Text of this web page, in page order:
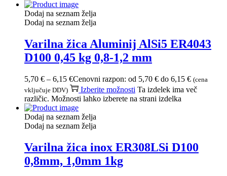
Dodaj na seznam želja
Dodaj na seznam želja
Varilna žica Aluminij AlSi5 ER4043
D100 0,45 kg 0,8-1,2 mm
5,70 € – 6,15 €Cenovni razpon: od 5,70 € do 6,15 € (cena
vključuje DDV)
Izberite možnosti Ta izdelek ima več
različic. Možnosti lahko izberete na strani izdelka
Dodaj na seznam želja
Dodaj na seznam želja
Varilna žica inox ER308LSi D100
0,8mm, 1,0mm 1kg